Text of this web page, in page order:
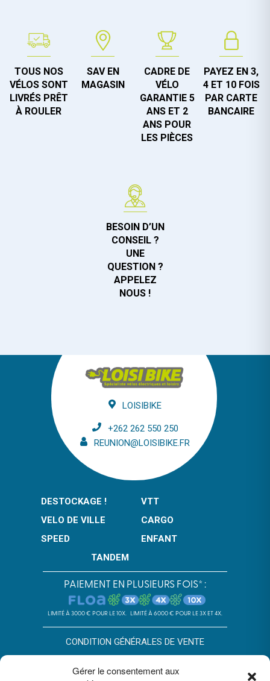
Gérer le consentement aux
TOUS NOS
VÉLOS SONT
LIVRÉS PRÊT
À ROULER
SAV EN
MAGASIN
CADRE DE
VÉLO
GARANTIE 5
ANS ET 2
ANS POUR
LES PIÈCES
PAYEZ EN 3,
4 ET 10 FOIS
PAR CARTE
BANCAIRE
BESOIN D’UN
CONSEIL ?
UNE
QUESTION ?
APPELEZ
NOUS !
LOISIBIKE
+262 262 550 250
REUNION@LOISIBIKE.FR
DESTOCKAGE !
VTT
VELO DE VILLE
CARGO
SPEED
ENFANT
TANDEM
PAIEMENT EN PLUSIEURS FOIS* :
LIMITÉ À 3000 € POUR LE 10X. LIMITÉ À 6000 € POUR LE 3X ET 4X.
CONDITION GÉNÉRALES DE VENTE